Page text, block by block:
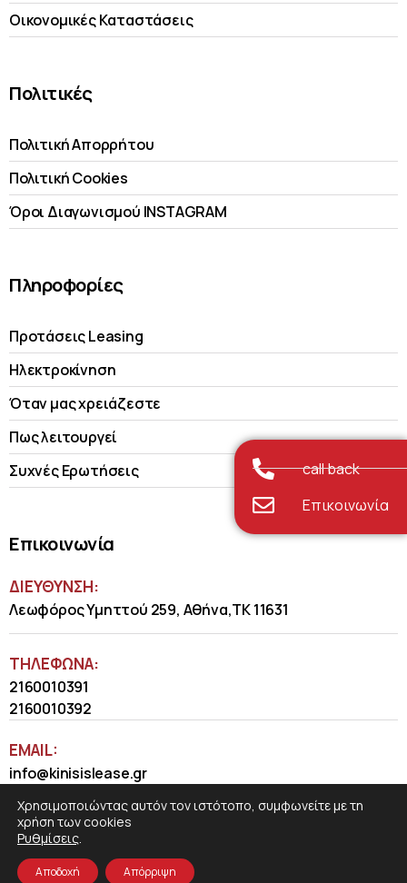
Οικονομικές Kαταστάσεις
Πολιτικές
Πολιτική Απορρήτου
Πολιτική Cookies
Όροι Διαγωνισμού INSTAGRAM
Πληροφορίες
Προτάσεις Leasing
Ηλεκτροκίνηση
Όταν μας χρειάζεστε
Πως λειτουργεί
Συχνές Ερωτήσεις
Επικοινωνία
ΔΙΕΥΘΥΝΣΗ:
Λεωφόρος Υμηττού 259, Αθήνα,ΤΚ 11631
ΤΗΛΈΦΩΝΑ:
2160010391
2160010392
EMAIL:
info@kinisislease.gr
call back
Επικοινωνία
Χρησιμοποιώντας αυτόν τον ιστότοπο, συμφωνείτε με τη
χρήση των cookies
Ρυθμίσεις.
Αποδοχή Απόρριψη